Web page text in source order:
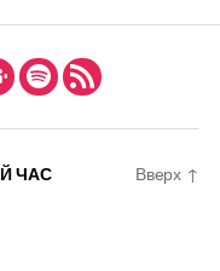
SpotifyPodcast
ЧАС
Вверх ↑